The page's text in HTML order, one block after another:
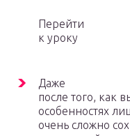
Перейти
к уроку
Даже
после того, как
особенностях
очень сложно